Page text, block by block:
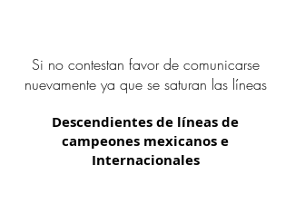
Si no contestan favor de comunicarse
nuevamente ya que se saturan las líneas
Descendientes de líneas de
campeones mexicanos e
Internacionales